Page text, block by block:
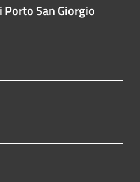
Porto San Giorgio